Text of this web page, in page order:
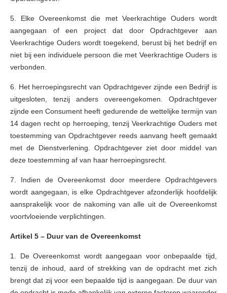
5. Elke Overeenkomst die met Veerkrachtige Ouders wordt
aangegaan of een project dat door Opdrachtgever aan
Veerkrachtige Ouders wordt toegekend, berust bij het bedrijf en
niet bij een individuele persoon die met Veerkrachtige Ouders is
verbonden.
6. Het herroepingsrecht van Opdrachtgever zijnde een Bedrijf is
uitgesloten, tenzij anders overeengekomen. Opdrachtgever
zijnde een Consument heeft gedurende de wettelijke termijn van
14 dagen recht op herroeping, tenzij Veerkrachtige Ouders met
toestemming van Opdrachtgever reeds aanvang heeft gemaakt
met de Dienstverlening. Opdrachtgever ziet door middel van
deze toestemming af van haar herroepingsrecht.
7. Indien de Overeenkomst door meerdere Opdrachtgevers
wordt aangegaan, is elke Opdrachtgever afzonderlijk hoofdelijk
aansprakelijk voor de nakoming van alle uit de Overeenkomst
voortvloeiende verplichtingen.
Artikel 5 – Duur van de Overeenkomst
1. De Overeenkomst wordt aangegaan voor onbepaalde tijd,
tenzij de inhoud, aard of strekking van de opdracht met zich
brengt dat zij voor een bepaalde tijd is aangegaan. De duur van